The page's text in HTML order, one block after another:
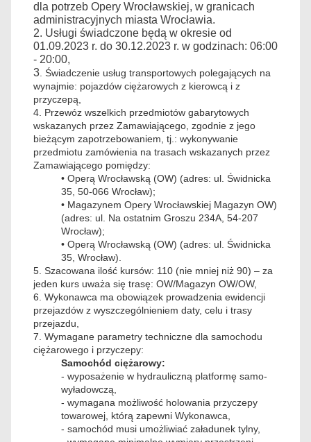
dla potrzeb Opery Wrocławskiej, w granicach
administracyjnych miasta Wrocławia.
2. Usługi świadczone będą w okresie od
01.09.2023 r. do 30.12.2023 r. w godzinach: 06:00
- 20:00,
3 . Świadczenie usług transportowych polegających na
wynajmie: pojazdów ciężarowych z kierowcą i z
przyczepą,
4. Przewóz wszelkich przedmiotów gabarytowych
wskazanych przez Zamawiającego, zgodnie z jego
bieżącym zapotrzebowaniem, tj.: wykonywanie
przedmiotu zamówienia na trasach wskazanych przez
Zamawiającego pomiędzy:
• Operą Wrocławską (OW) (adres: ul. Świdnicka
35, 50-066 Wrocław);
• Magazynem Opery Wrocławskiej Magazyn OW)
(adres: ul. Na ostatnim Groszu 234A, 54-207
Wrocław);
• Operą Wrocławską (OW) (adres: ul. Świdnicka
35, Wrocław).
5. Szacowana ilość kursów: 110 (nie mniej niż 90) – za
jeden kurs uważa się trasę: OW/Magazyn OW/OW,
6. Wykonawca ma obowiązek prowadzenia ewidencji
przejazdów z wyszczególnieniem daty, celu i trasy
przejazdu,
7. Wymagane parametry techniczne dla samochodu
ciężarowego i przyczepy:
Samochód ciężarowy:
- wyposażenie w hydrauliczną platformę samo-
wyładowczą,
- wymagana możliwość holowania przyczepy
towarowej, którą zapewni Wykonawca,
- samochód musi umożliwiać załadunek tylny,